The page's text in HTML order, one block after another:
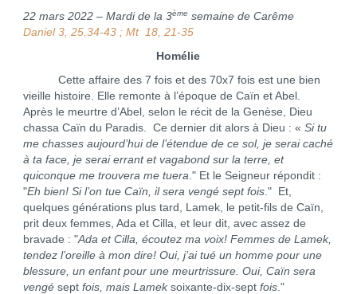
22 mars 2022 – Mardi de la 3ème semaine de Carême
Daniel 3, 25.34-43 ; Mt 18, 21-35
Homélie
Cette affaire des 7 fois et des 70x7 fois est une bien
vieille histoire. Elle remonte à l’époque de Caïn et Abel.
Après le meurtre d’Abel, selon le récit de la Genèse, Dieu
chassa Caïn du Paradis. Ce dernier dit alors à Dieu : « Si tu
me chasses aujourd’hui de l’étendue de ce sol, je serai caché
à ta face, je serai errant et vagabond sur la terre, et
quiconque me trouvera me tuera." Et le Seigneur répondit :
"Eh bien! Si l’on tue Caïn, il sera vengé sept fois." Et,
quelques générations plus tard, Lamek, le petit-fils de Caïn,
prit deux femmes, Ada et Cilla, et leur dit, avec assez de
bravade : "Ada et Cilla, écoutez ma voix! Femmes de Lamek,
tendez l’oreille à mon dire! Oui, j’ai tué un homme pour une
blessure, un enfant pour une meurtrissure. Oui, Caïn sera
vengé septfois, mais Lamek soixante-dix-septfois."